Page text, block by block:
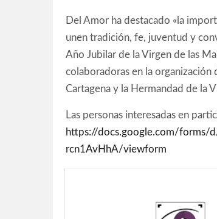
Del Amor ha destacado «la
unen tradición, fe, juventud y
Año Jubilar de la Virgen de las
colaboradoras en la
Cartagena y la Hermandad de la
Las personas interesadas en
https://docs.google.com/forms/
rcn1AvHhA/viewform